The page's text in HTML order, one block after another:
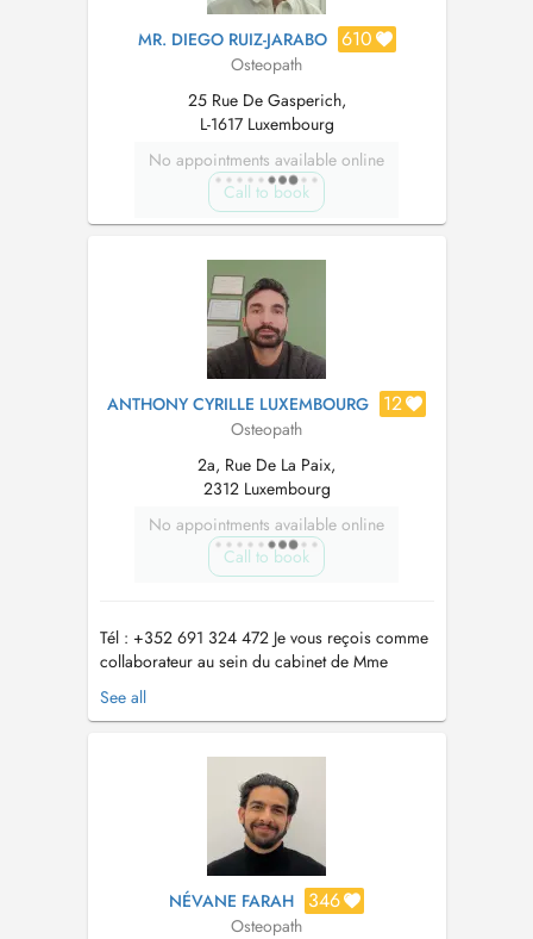
MR. DIEGO RUIZ-JARABO 610
Osteopath
25 Rue De Gasperich,
L-1617 Luxembourg
No appointments available online
Call to book
ANTHONY CYRILLE LUXEMBOURG 12
Osteopath
2a, Rue De La Paix,
2312 Luxembourg
No appointments available online
Call to book
Tél : +352 691 324 472 Je vous reçois comme
collaborateur au sein du cabinet de Mme
KERMANI Pegah au 2A rue de la Paix
Luxembourg gare uniquement : - les matins - les
française reconnue en 5ans, j'exerce depuis
plus de 10 ans avec une approche global...
See all
NÉVANE FARAH 346
Osteopath